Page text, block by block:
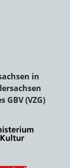
in
GBV (VZG)